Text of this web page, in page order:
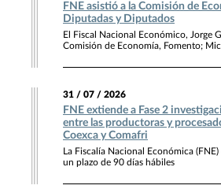
FNE asistió a la Comisión de
Diputadas y Diputados
El Fiscal Nacional Económico, Jorge
Comisión de Economía, Fomento;
31 / 07 / 2026
FNE extiende a Fase 2
entre las productoras y
Coexca y Comafri
La Fiscalía Nacional Económica
un plazo de 90 días hábiles